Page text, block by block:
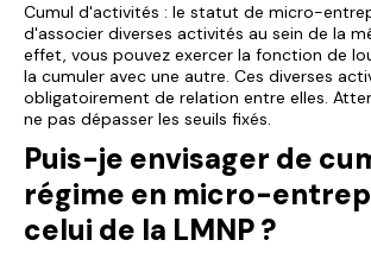
Cumul d'activités : le statut de micro-
d'associer diverses activités au sein de la
effet, vous pouvez exercer la fonction de
la cumuler avec une autre. Ces diverses
obligatoirement de relation entre elles.
ne pas dépasser les seuils fixés.
Puis-je envisager de
régime en micro-
celui de la LMNP ?